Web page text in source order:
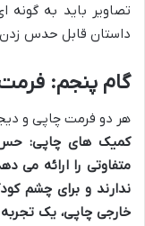
تصاویر باید به
داستان قابل حدس
گام پنجم:
هر دو فرمت چاپی و
کمیک های چاپی: حس
متفاوتی را ارائه می
ندارند و برای چشم
خارجی چاپی، یک